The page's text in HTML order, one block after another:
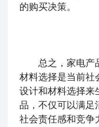
的购买决策。
总之，家电产
材料选择是当前社
设计和材料选择来
品，不仅可以满足
社会责任感和竞争